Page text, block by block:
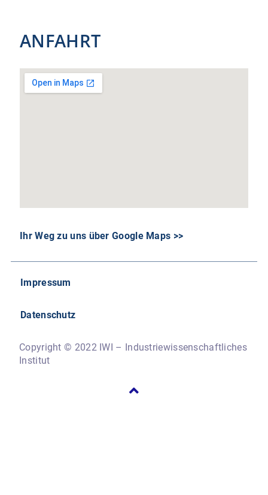
ANFAHRT
Ihr Weg zu uns über Google Maps >>
Impressum
Datenschutz
Copyright © 2022 IWI – Industriewissenschaftliches
Institut